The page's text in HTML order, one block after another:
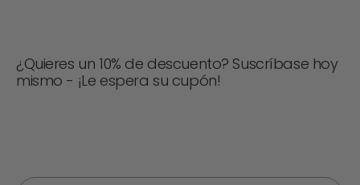
¿Quieres un 10% de descuento? Suscríbase hoy
mismo - ¡Le espera su cupón!